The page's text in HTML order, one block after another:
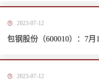
2023-07-12
包钢股份（600010）：7
2023-07-12